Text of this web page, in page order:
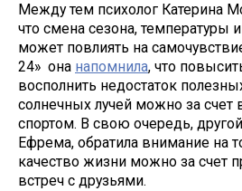
Между тем психолог Катерина
что смена сезона, температуры
может повлиять на
24» она напомнила, что
восполнить недостаток
солнечных лучей можно за счет
спортом. В свою очередь,
Ефрема, обратила внимание на
качество жизни можно за счет
встреч с друзьями.